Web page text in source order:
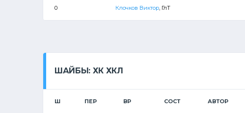
0 Клочков Виктор, ГлТ
ШАЙБЫ: ХК ХКЛ
Ш ПЕР ВР СОСТ АВТОР